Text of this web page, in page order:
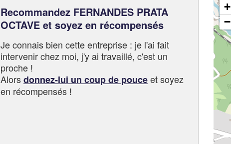
Recommandez FERNANDES PRATA
OCTAVE et soyez en récompensés
Je connais bien cette entreprise : je l'ai fait
intervenir chez moi, j'y ai travaillé, c'est un
proche !
Alorsdonnez-lui un coup de pouceet soyez
en récompensés !
+
−